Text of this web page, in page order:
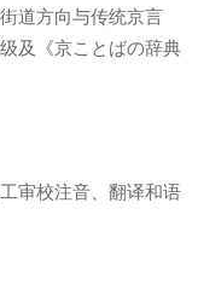
道方向与传统京言
及《京ことばの辞典
审校注音、翻译和语